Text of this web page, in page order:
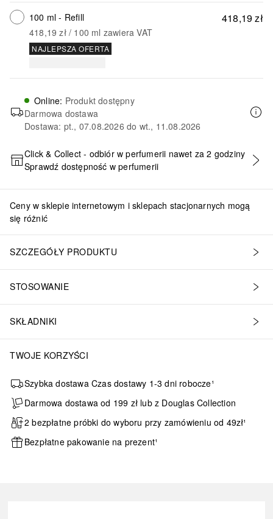
418,19 zł
100 ml - Refill
418,19 zł / 100 ml zawiera VAT
NAJLEPSZA OFERTA
Online: Produkt dostępny
Darmowa dostawa
Dostawa: pt., 07.08.2026 do wt., 11.08.2026
DODAJ DO KOSZYKA
Click & Collect - odbiór w perfumerii nawet za 2 godziny
Sprawdź dostępność w perfumerii
Ceny w sklepie internetowym i sklepach stacjonarnych mogą
się różnić
SZCZEGÓŁY PRODUKTU
STOSOWANIE
SKŁADNIKI
TWOJE KORZYŚCI
Szybka dostawa Czas dostawy 1-3 dni robocze¹
Darmowa dostawa od 199 zł lub z Douglas Collection
2 bezpłatne próbki do wyboru przy zamówieniu od 49zł¹
Bezpłatne pakowanie na prezent¹